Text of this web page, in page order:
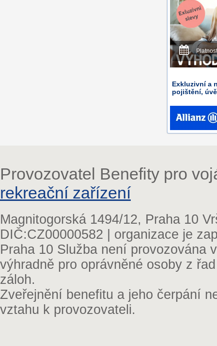
Exkluzivní a
pojištění,
Provozovatel Benefity pro
rekreační zařízení
Magnitogorská 1494/12, Praha 10
DIČ:CZ00000582 | organizace je
Praha 10 Služba není provozována
výhradně pro oprávněné osoby z
záloh.
Zveřejnění benefitu a jeho čerpání
vztahu k provozovateli.